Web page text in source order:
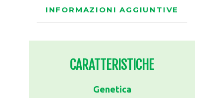
INFORMAZIONI AGGIUNTIVE
CARATTERISTICHE
Genetica